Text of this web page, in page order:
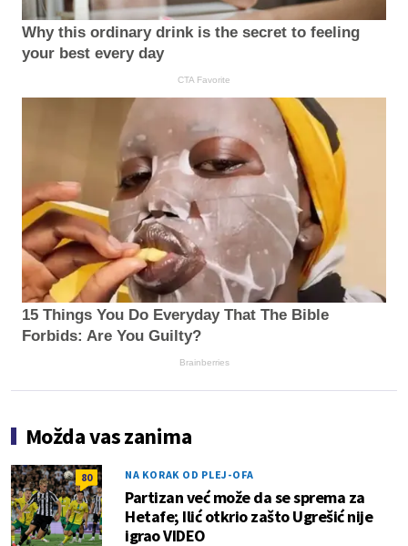
Why this ordinary drink is the secret to feeling
your best every day
CTA Favorite
15 Things You Do Everyday That The Bible
Forbids: Are You Guilty?
Brainberries
Možda vas zanima
80 NA KORAK OD PLEJ-OFA
Partizan već može da se sprema za
Hetafe; Ilić otkrio zašto Ugrešić nije
igrao VIDEO